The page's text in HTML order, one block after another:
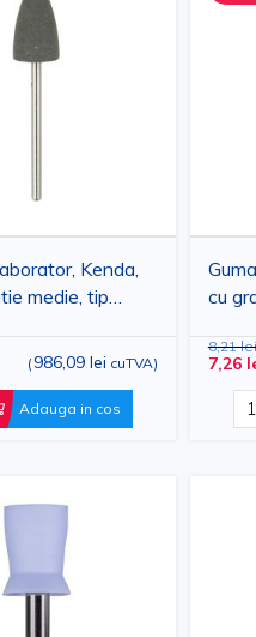
Kenda,
medie, tip
( 986,09 lei cuTVA)
Adauga in cos
cu
7,26
8,21 lei